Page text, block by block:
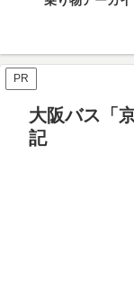
PR
大阪バス「
記